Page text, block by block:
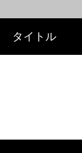
タイトル